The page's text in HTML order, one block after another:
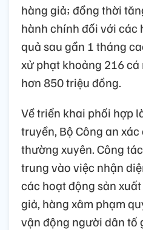
hàng giả; đồng thời
hành chính đối với các
quả sau gần 1 tháng
xử phạt khoảng 216
hơn 850 triệu đồng.
Về triển khai phối hợp
truyền, Bộ Công an
thường xuyên. Công
trung vào việc nhận
các hoạt động sản
giả, hàng xâm phạm
vận động người dân tố